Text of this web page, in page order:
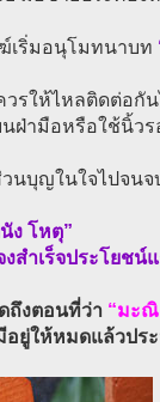
เริ่มอนุโมทนาบท
รให้ไหลติดต่อกั
ฝ่ามือหรือใช้นิ้วร
วนบุญในใจไปจน
ง โหตุ”
สำเร็จประโยชน์
ถึงตอนที่ว่า “มะณิ
อยู่ให้หมดแล้วปร